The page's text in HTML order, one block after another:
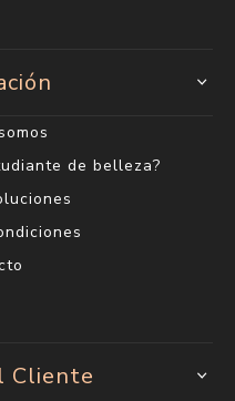
de belleza?
Cliente